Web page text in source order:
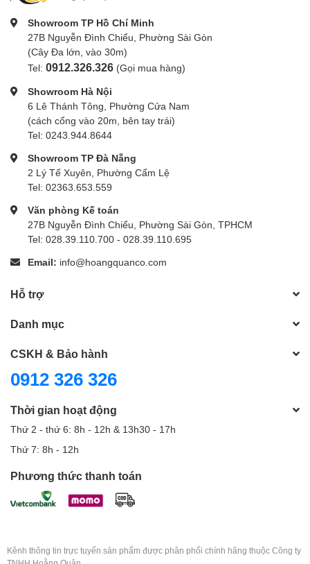
Showroom TP Hồ Chí Minh
27B Nguyễn Đình Chiểu, Phường Sài Gòn
(Cây Đa lớn, vào 30m)
Tel: 0912.326.326 (Gọi mua hàng)
Showroom Hà Nội
6 Lê Thánh Tông, Phường Cửa Nam
(cách cổng vào 20m, bên tay trái)
Tel: 0243.944.8644
Showroom TP Đà Nẵng
2 Lý Tế Xuyên, Phường Cẩm Lệ
Tel: 02363.653.559
Văn phòng Kế toán
27B Nguyễn Đình Chiểu, Phường Sài Gòn, TPHCM
Tel: 028.39.110.700 - 028.39.110.695
Email: info@hoangquanco.com
Hỗ trợ
Danh mục
CSKH & Bảo hành
0912 326 326
Thời gian hoạt động
Thứ 2 - thứ 6: 8h - 12h & 13h30 - 17h
Thứ 7: 8h - 12h
Phương thức thanh toán
Kênh thông tin trực tuyến sản phẩm được phân phối chính hãng thuộc Công ty